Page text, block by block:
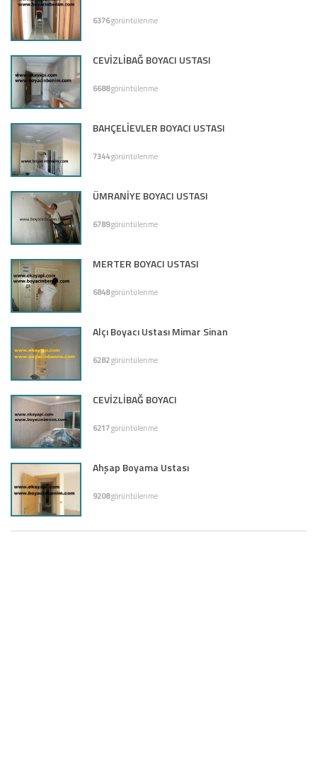
6376görüntülenme
CEVİZLİBAĞ BOYACI USTASI
6688görüntülenme
BAHÇELİEVLER BOYACI USTASI
7344görüntülenme
ÜMRANİYE BOYACI USTASI
6789görüntülenme
MERTER BOYACI USTASI
6848görüntülenme
Alçı Boyacı Ustası Mimar Sinan
6282görüntülenme
CEVİZLİBAĞ BOYACI
6217görüntülenme
Ahşap Boyama Ustası
9208görüntülenme